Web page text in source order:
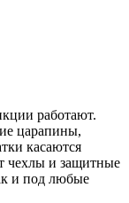
работают.
царапины,
касаются
чехлы и защитные
и под любые